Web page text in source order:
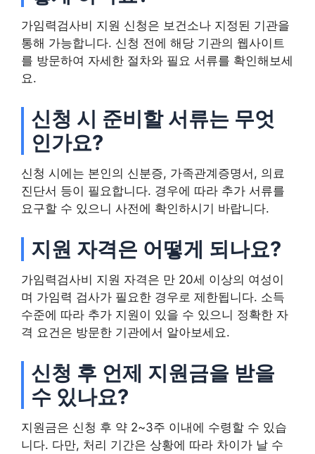
가임력검사비 지원 신청은 보건소나 지정된 기관을
통해 가능합니다. 신청 전에 해당 기관의 웹사이트
를 방문하여 자세한 절차와 필요 서류를 확인해보세
요.
신청 시 준비할 서류는 무엇
인가요?
신청 시에는 본인의 신분증, 가족관계증명서, 의료
진단서 등이 필요합니다. 경우에 따라 추가 서류를
요구할 수 있으니 사전에 확인하시기 바랍니다.
지원 자격은 어떻게 되나요?
가임력검사비 지원 자격은 만 20세 이상의 여성이
며 가임력 검사가 필요한 경우로 제한됩니다. 소득
수준에 따라 추가 지원이 있을 수 있으니 정확한 자
격 요건은 방문한 기관에서 알아보세요.
신청 후 언제 지원금을 받을
수 있나요?
지원금은 신청 후 약 2~3주 이내에 수령할 수 있습
니다. 다만, 처리 기간은 상황에 따라 차이가 날 수